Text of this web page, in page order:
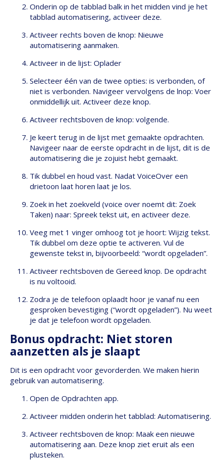
Onderin op de tabblad balk in het midden vind je het
tabblad automatisering, activeer deze.
Activeer rechts boven de knop: Nieuwe
automatisering aanmaken.
Activeer in de lijst: Oplader
Selecteer één van de twee opties: is verbonden, of
niet is verbonden. Navigeer vervolgens de lnop: Voer
onmiddellijk uit. Activeer deze knop.
Activeer rechtsboven de knop: volgende.
Je keert terug in de lijst met gemaakte opdrachten.
Navigeer naar de eerste opdracht in de lijst, dit is de
automatisering die je zojuist hebt gemaakt.
Tik dubbel en houd vast. Nadat VoiceOver een
drietoon laat horen laat je los.
Zoek in het zoekveld (voice over noemt dit: Zoek
Taken) naar: Spreek tekst uit, en activeer deze.
Veeg met 1 vinger omhoog tot je hoort: Wijzig tekst.
Tik dubbel om deze optie te activeren. Vul de
gewenste tekst in, bijvoorbeeld: “wordt opgeladen”.
Activeer rechtsboven de Gereed knop. De opdracht
is nu voltooid.
Zodra je de telefoon oplaadt hoor je vanaf nu een
gesproken bevestiging (“wordt opgeladen”). Nu weet
je dat je telefoon wordt opgeladen.
Bonus opdracht: Niet storen
aanzetten als je slaapt
Dit is een opdracht voor gevorderden. We maken hierin
gebruik van automatisering.
Open de Opdrachten app.
Activeer midden onderin het tabblad: Automatisering.
Activeer rechtsboven de knop: Maak een nieuwe
automatisering aan. Deze knop ziet eruit als een
plusteken.